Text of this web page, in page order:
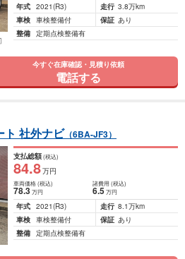
年式 2021(R3) 走行 3.8万km
車検 車検整備付 保証 あり
整備 定期点検整備有
今すぐ在庫確認・見積り依頼
電話する
ト 社外ナビ（6BA-JF3）
支払総額(税込)
84.8万円
車両価格(税込)
78.3万円
諸費用 (税込)
6.5 万円
年式 2021(R3) 走行 8.1万km
車検 車検整備付 保証 あり
整備 定期点検整備有